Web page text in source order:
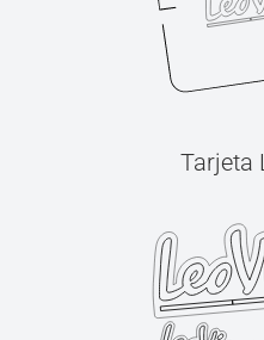
Tarjeta